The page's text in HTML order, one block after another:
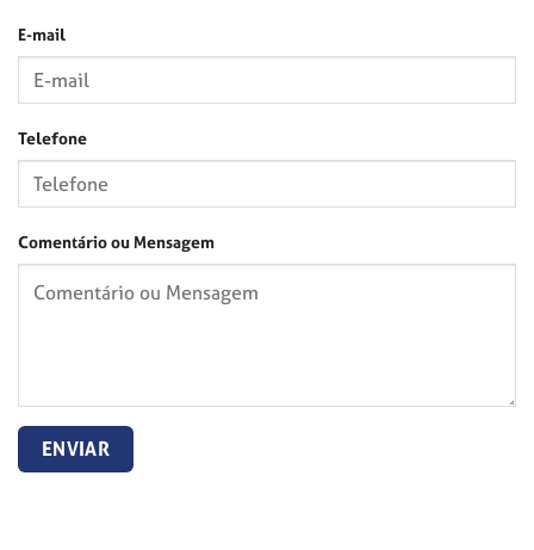
E-mail
Telefone
Comentário ou Mensagem